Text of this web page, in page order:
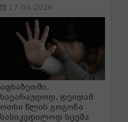
17-04-2026
აფხაზეთში,
სავარაუდოდ, დეიდამ
ოთხი წლის გოგონა
სასიკვდილოდ სცემა